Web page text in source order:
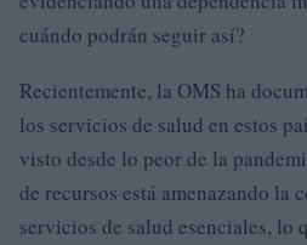
cuándo podrán seguir así?
Recientemente, la OMS ha
los servicios de salud en estos
visto desde lo peor de la
de recursos está amenazando la
servicios de salud esenciales, lo